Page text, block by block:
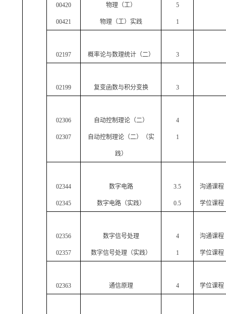
00420
00421
物理（工）
物理（工）实践
5
1
02197 概率论与数理统计（二） 3
02199 复变函数与积分变换 3
02306
02307
自动控制理论（二）
自动控制理论（二）（实
践）
4
1
02344
02345
数字电路
数字电路（实践）
3.5
0.5
沟通课程
学位课程
02356
02357
数字信号处理
数字信号处理（实践）
4
1
沟通课程
学位课程
02363 通信原理 4 学位课程